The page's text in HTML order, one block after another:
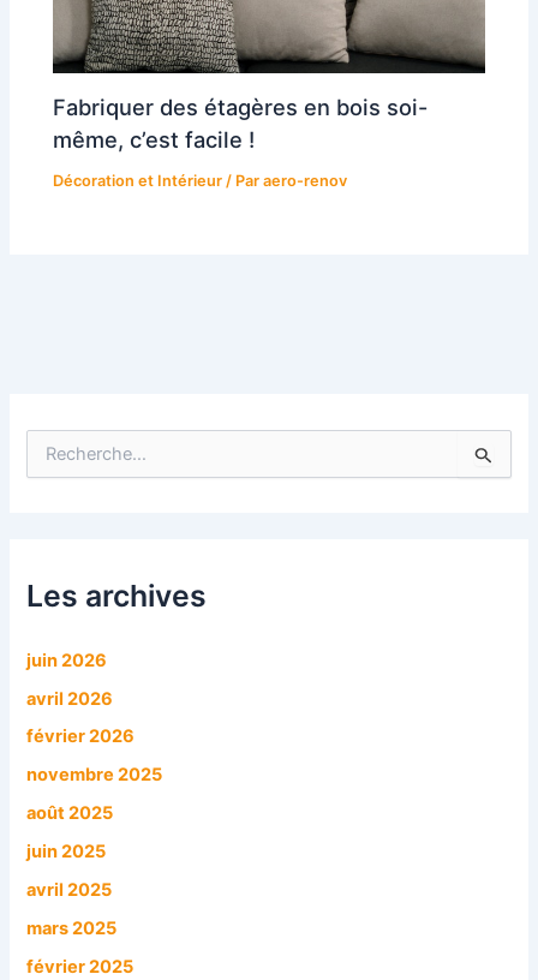
Fabriquer des étagères en bois soi-
même, c’est facile !
Décoration et Intérieur / Paraero-renov
c
h
r
:
Les archives
juin 2026
avril 2026
février 2026
novembre 2025
août 2025
juin 2025
avril 2025
mars 2025
février 2025